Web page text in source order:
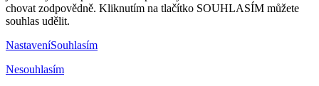
chovat zodpovědně. Kliknutím na tlačítko SOUHLASÍM můžete
souhlas udělit.
NastaveníSouhlasím
Nesouhlasím